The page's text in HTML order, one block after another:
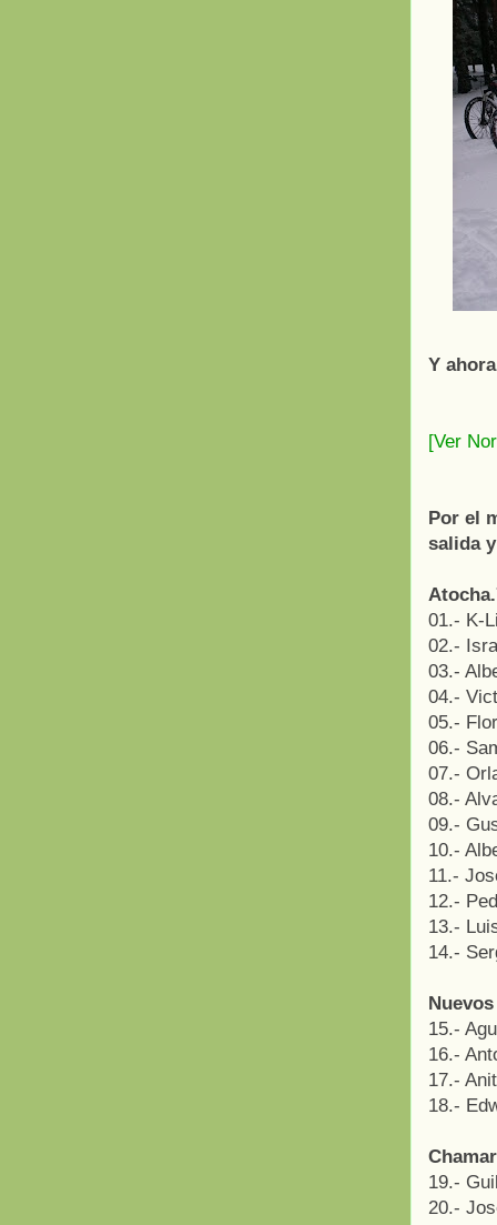
Y
[Ver
Por el
salida
01.- K-
02.-
03.-
04.-
05.-
06.-
07.-
08.-
09.-
10.-
11.-
12.-
13.-
14.-
15.-
16.-
17.-
18.-
19.-
20.-